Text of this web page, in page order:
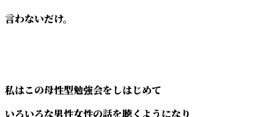
言わないだけ。
私はこの母性型勉強会をしはじめて
いろいろな男性女性の話を聴くようになり